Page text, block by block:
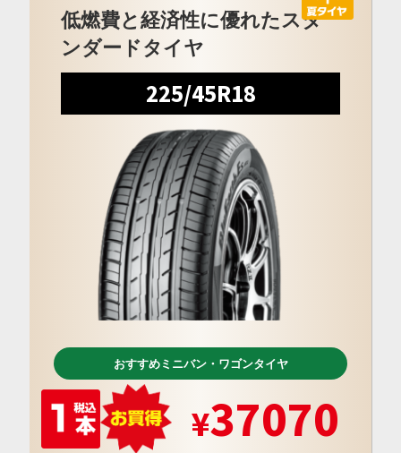
低燃費と経済性に優れたスタ
ンダードタイヤ
225/45R18
おすすめミニバン・ワゴンタイヤ
37070